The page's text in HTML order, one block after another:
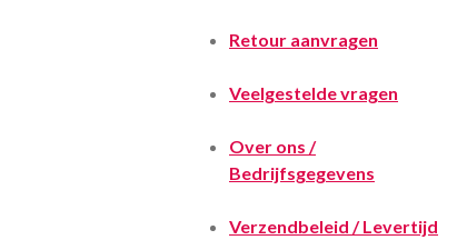
Retour aanvragen
Veelgestelde vragen
Over ons /
Bedrijfsgegevens
Verzendbeleid / Levertijd